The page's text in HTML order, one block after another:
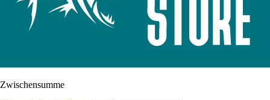
Zwischensumme